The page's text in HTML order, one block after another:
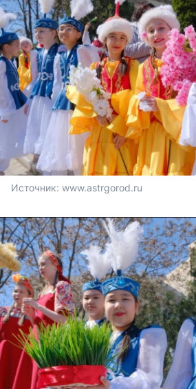
Источник: www.astrgorod.ru